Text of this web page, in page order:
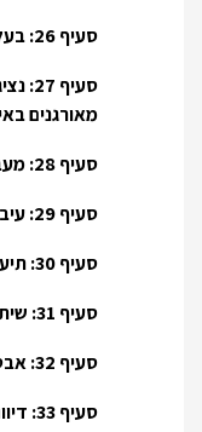
סעיף 26: בעלי שליטה משותפים
מאורגנים
סעיף 28: מעבד
סעיף 29: עיבוד בהוראת בעל השליטה או המעבד
סעיף 30: תיעוד פעילויות עיבוד
סעיף 31: שיתוף פעולה עם רשות הפיקוח
סעיף 32: אבטחת עיבוד
סעיף 33: דיווח לרשות הפיקוח על פרצת מידע אישי